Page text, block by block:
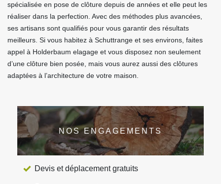
spécialisée en pose de clôture depuis de années et elle peut les
réaliser dans la perfection. Avec des méthodes plus avancées,
ses artisans sont qualifiés pour vous garantir des résultats
meilleurs. Si vous habitez à Schuttrange et ses environs, faites
appel à Holderbaum elagage et vous disposez non seulement
d’une clôture bien posée, mais vous aurez aussi des clôtures
adaptées à l’architecture de votre maison.
NOS ENGAGEMENTS
Devis et déplacement gratuits